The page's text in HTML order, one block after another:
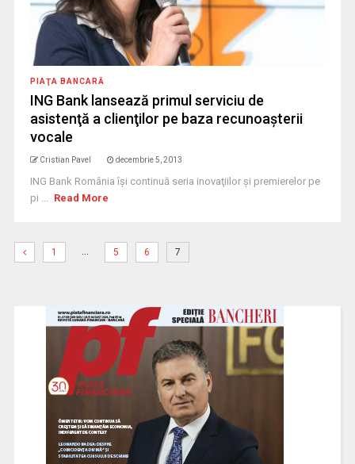
PIAŢA BANCARĂ
ING Bank lansează primul serviciu de
asistenţă a clienţilor pe baza recunoaşterii
vocale
Cristian Pavel decembrie 5, 2013
ING Bank România îşi continuă seria inovaţiilor şi premierelor pe
pi ... Read More
1 … 5 6 7